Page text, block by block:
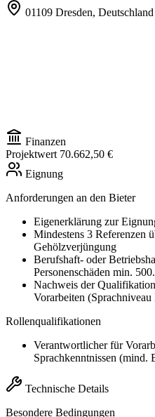
01109 Dresden, Deutschland
Finanzen
Projektwert 70.662,50 €
Eignung
Anforderungen an den Bieter
Eigenerklärung zur
Mindestens 3 Referenzen
Gehölzverjüngung
Berufshaft- oder
Personenschäden min.
Nachweis der
Vorarbeiten (Sprachniveau
Rollenqualifikationen
Verantwortlicher für
Sprachkenntnissen (mind.
Technische Details
Besondere Bedingungen